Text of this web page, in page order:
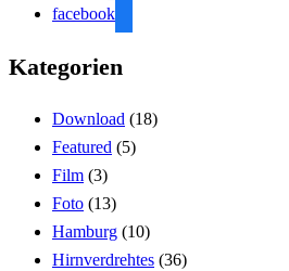
facebook
Kategorien
Download (18)
Featured (5)
Film (3)
Foto (13)
Hamburg (10)
Hirnverdrehtes (36)